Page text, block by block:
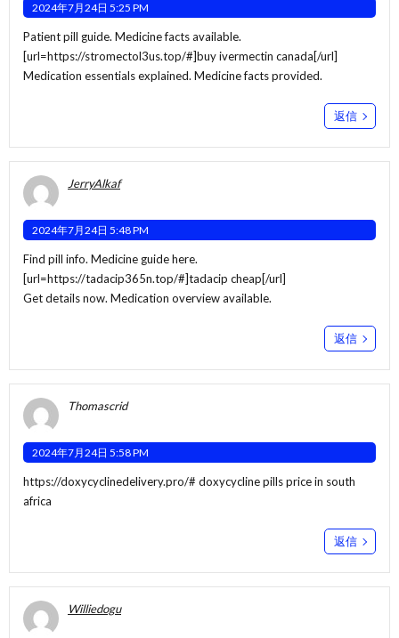
2024年7月24日 5:25 PM
Patient pill guide. Medicine facts available.
[url=https://stromectol3us.top/#]buy ivermectin canada[/url]
Medication essentials explained. Medicine facts provided.
返信
JerryAlkaf
2024年7月24日 5:48 PM
Find pill info. Medicine guide here.
[url=https://tadacip365n.top/#]tadacip cheap[/url]
Get details now. Medication overview available.
返信
Thomascrid
2024年7月24日 5:58 PM
https://doxycyclinedelivery.pro/# doxycycline pills price in south
africa
返信
Williedogu